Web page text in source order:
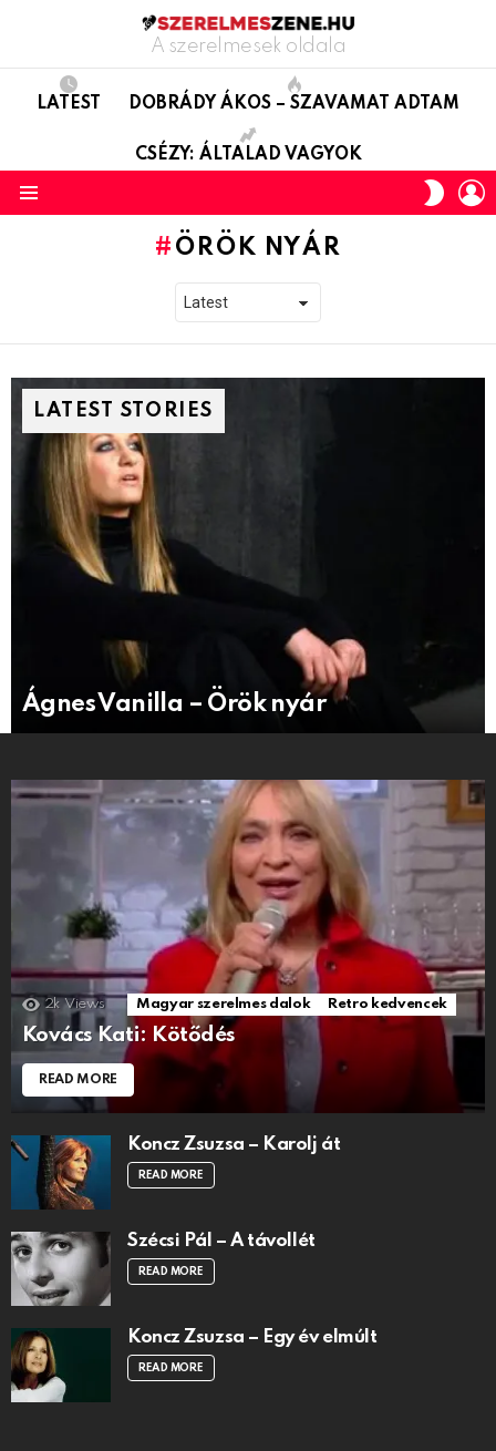
A szerelmesek oldala
LATEST DOBRÁDY ÁKOS – SZAVAMAT ADTAM
CSÉZY: ÁLTALAD VAGYOK
SKIN
ÖRÖK NYÁR
LATEST STORIES
Ágnes Vanilla – Örök nyár
2k Views Magyar szerelmes dalok Retro kedvencek
Kovács Kati: Kötődés
READ MORE
Koncz Zsuzsa – Karolj át
READ MORE
Szécsi Pál – A távollét
READ MORE
Koncz Zsuzsa – Egy év elmúlt
READ MORE